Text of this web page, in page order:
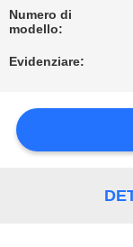
UN
MAPPA
Numero di
modello:
Evidenziare: